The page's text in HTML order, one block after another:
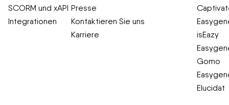
SCORM und xAPI
Integrationen
Presse
Kontaktieren Sie uns
Karriere
isEazy
Gomo
Elucidat